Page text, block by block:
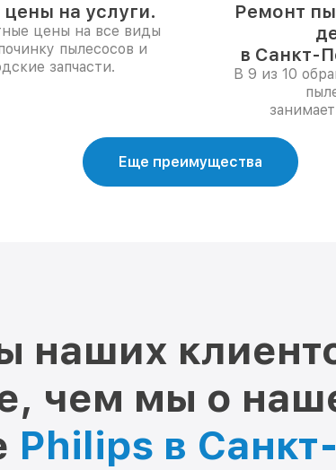
на услуги.
цены на все виды
пылесосов и
запчасти.
Ремонт
в Санкт-
В 9 из 10
Еще преимущества
наших
чем мы о
Philips в